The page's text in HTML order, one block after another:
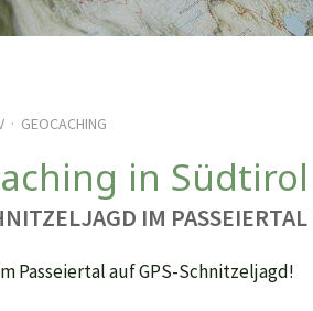
· GEOCACHING
in Südtirol
IM
Passeiertal auf GPS-Schnitzeljagd!